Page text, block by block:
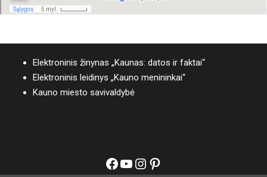
Elektroninis žinynas „Kaunas: datos ir faktai“
Elektroninis leidinys „Kauno menininkai“
Kauno miesto savivaldybė
Facebook
YouTube
Instagram
Pinterest